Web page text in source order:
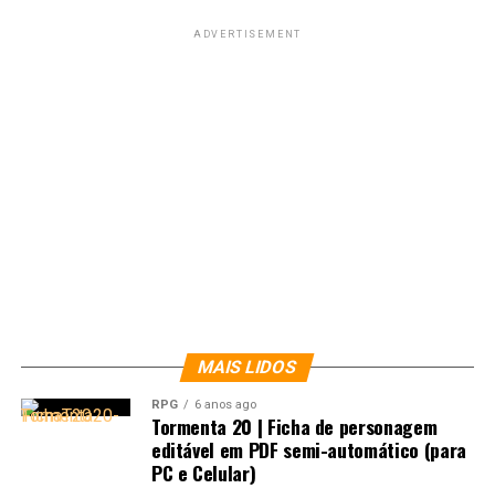
ADVERTISEMENT
MAIS LIDOS
RPG 6 anos ago
Tormenta 20 | Ficha de personagem
editável em PDF semi-automático (para
PC e Celular)